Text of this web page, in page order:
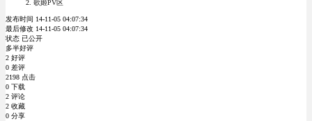
歌姬PV区
发布时间 14-11-05 04:07:34
最后修改 14-11-05 04:07:34
状态 已公开
多半好评
2 好评
0 差评
2198 点击
0 下载
2 评论
2 收藏
0 分享